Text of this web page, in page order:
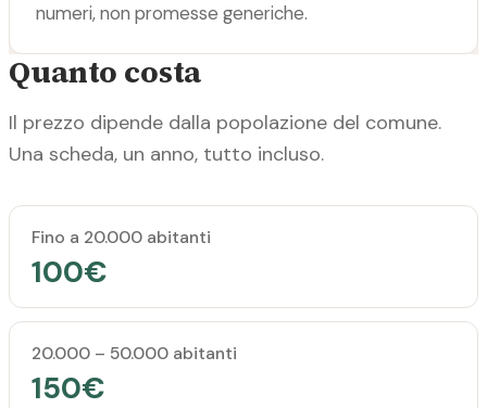
numeri, non promesse generiche.
Quanto costa
Il prezzo dipende dalla popolazione del comune.
Una scheda, un anno, tutto incluso.
Popolazione del comune
Fino a 20.000 abitanti
100€
20.000 – 50.000 abitanti
150€